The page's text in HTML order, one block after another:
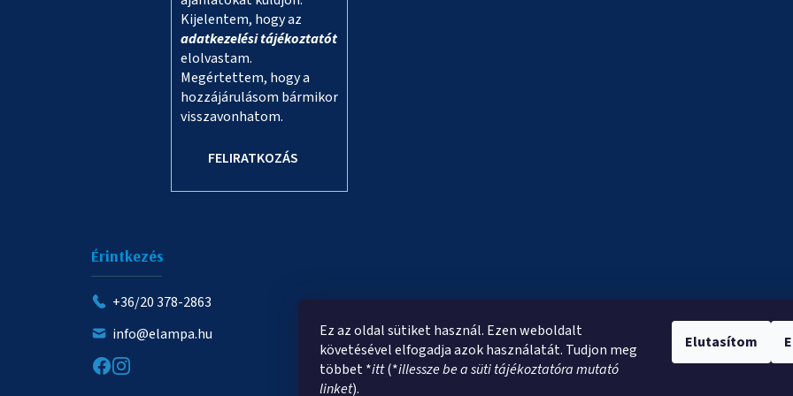
Ez az oldal sütiket használ. Ezen weboldalt
követésével elfogadja azok használatát. Tudjon meg
többet *itt(*illessze be a süti tájékoztatóra mutató
linket).
Elutasítom
Kijelentem, hogy az
adatkezelési tájékoztatót
elolvastam.
Megértettem, hogy a
hozzájárulásom bármikor
visszavonhatom.
FELIRATKOZÁS
Érintkezés
+36/20 378-2863
info@elampa.hu